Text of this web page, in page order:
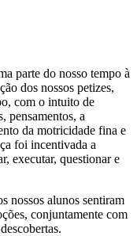
parte do nosso tempo à
dos nossos petizes,
com o intuito de
pensamentos, a
da motricidade fina e
foi incentivada a
executar, questionar e
nossos alunos sentiram
conjuntamente com